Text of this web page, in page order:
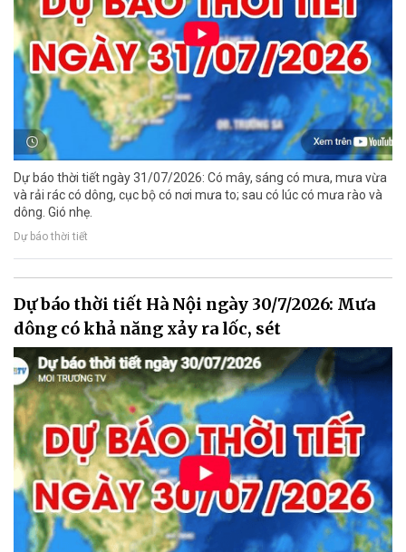
Dự báo thời tiết ngày 31/07/2026: Có mây, sáng có mưa, mưa vừa
và rải rác có dông, cục bộ có nơi mưa to; sau có lúc có mưa rào và
dông. Gió nhẹ.
Dự báo thời tiết
Dự báo thời tiết Hà Nội ngày 30/7/2026: Mưa
dông có khả năng xảy ra lốc, sét